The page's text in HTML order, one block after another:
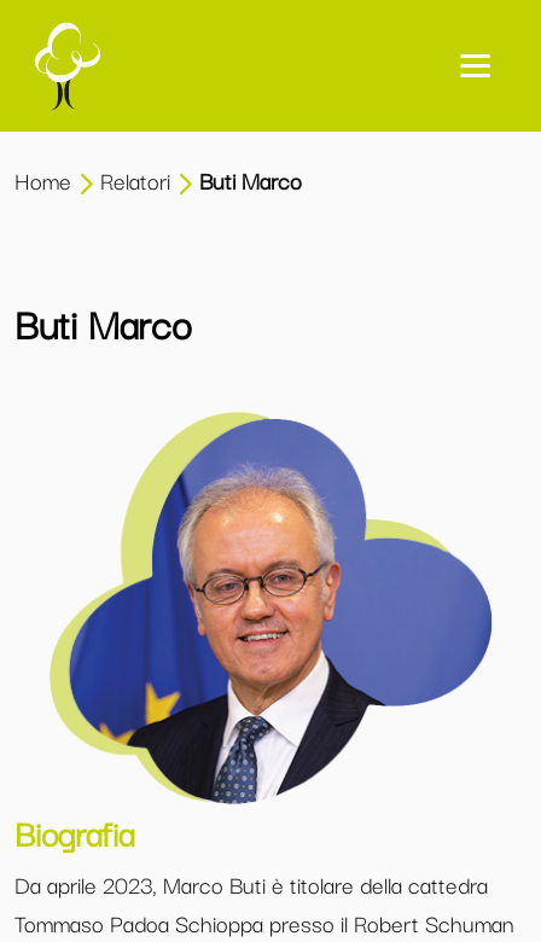
Home Relatori Buti Marco
Buti Marco
Biografia
Da aprile 2023, Marco Buti è titolare della cattedra
Tommaso Padoa Schioppa presso il Robert Schuman